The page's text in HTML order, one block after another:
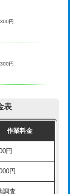
円
円
円
円
円+材料費
円
円
表
作業料金
円
円
調査